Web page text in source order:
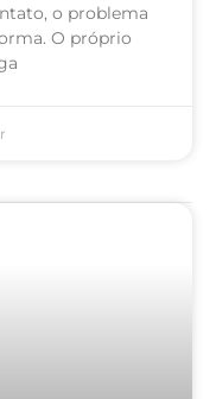
o problema
O próprio